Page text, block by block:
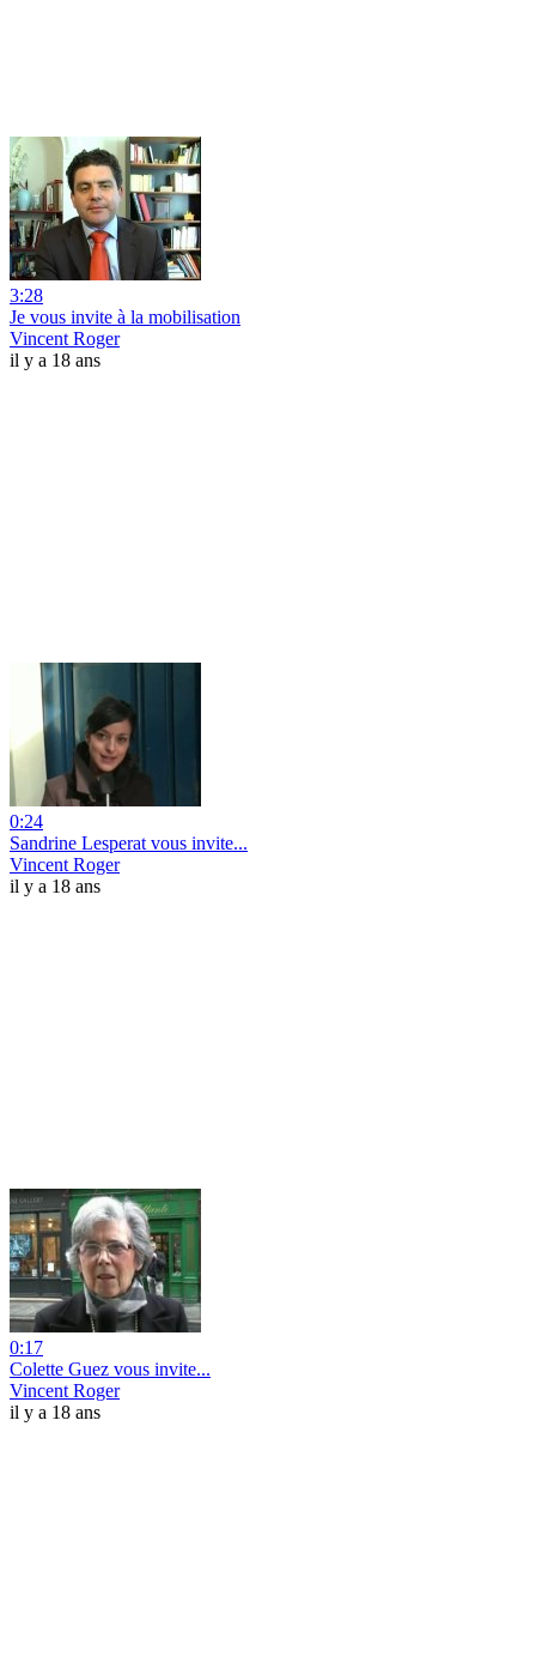
3:28
Je vous invite à la mobilisation
Vincent Roger
il y a 18 ans
0:24
Sandrine Lesperat vous invite...
Vincent Roger
il y a 18 ans
0:17
Colette Guez vous invite...
Vincent Roger
il y a 18 ans